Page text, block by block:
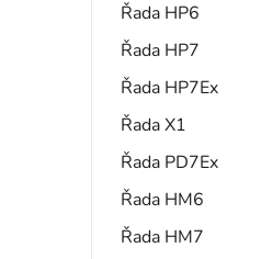
Řada HP6
Řada HP7
Řada HP7Ex
Řada X1
Řada PD7Ex
Řada HM6
Řada HM7